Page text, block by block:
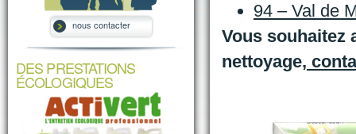
94 – Val de
Vous souhaitez
nettoyage,
nous contacter
DES PRESTATIONS
ÉCOLOGIQUES